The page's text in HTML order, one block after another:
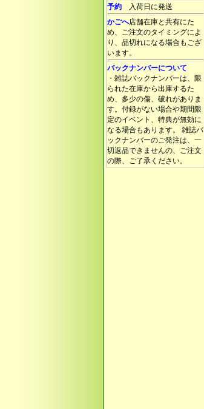
予約 入荷日に発送
かごへ店舗在庫と共有にた
め、ご注文のタイミングによ
り、品切れになる場合もござ
います。
バックナンバーについて
・雑誌バックナンバーは、限
られた在庫から出庫するた
め、多少の傷、破れがありま
す。付録がない場合や期間限
定のイベント、特典が無効に
なる場合もあります。 雑誌バ
ックナンバーのご発注は、一
切返品できませんの、ご注文
の際、ご了承ください。